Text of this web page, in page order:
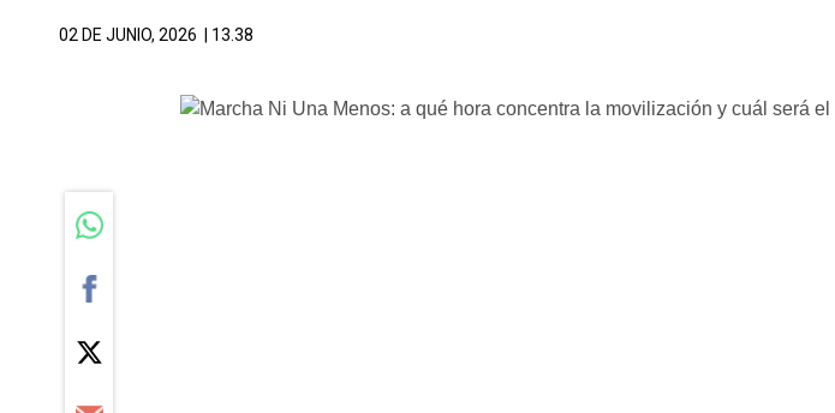
02 DE JUNIO, 2026 | 13.38